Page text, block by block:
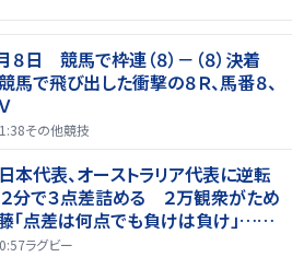
８日 競馬で枠連（８）－（８）決着
で飛び出した衝撃の８Ｒ、馬番８、
その他競技
日本代表、オーストラリア代表に逆転
分で３点差詰める ２万観衆がため
点差は何点でも負けは負け」…前
が先制トライ、３２ー３５で惜敗
ラグビー